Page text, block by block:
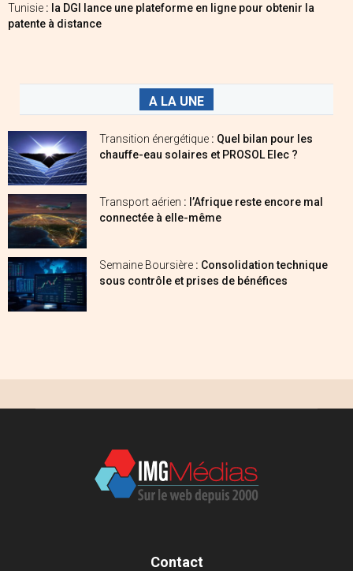
Tunisie : la DGI lance une plateforme en ligne pour obtenir la
patente à distance
A LA UNE
Transition énergétique : Quel bilan pour les
chauffe-eau solaires et PROSOL Elec ?
Transport aérien : l’Afrique reste encore mal
connectée à elle-même
Semaine Boursière : Consolidation technique
sous contrôle et prises de bénéfices
Contact